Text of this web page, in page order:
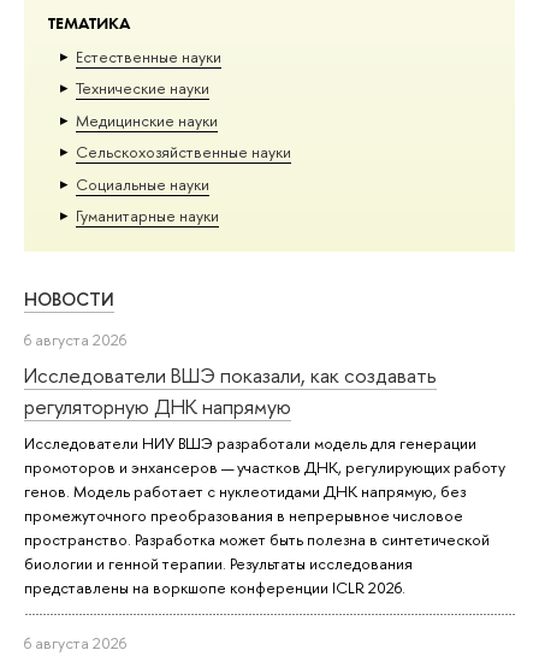
ТЕМАТИКА
Естественные науки
Тех­ничес­кие науки
Медицинские науки
Сельскохозяйственные науки
Социальные науки
Гуманитарные науки
НОВОСТИ
6 августа 2026
Исследователи ВШЭ показали, как создавать
регуляторную ДНК напрямую
Исследователи НИУ ВШЭ разработали модель для генерации
промоторов и энхансеров — участков ДНК, регулирующих работу
генов. Модель работает с нуклеотидами ДНК напрямую, без
промежуточного преобразования в непрерывное числовое
пространство. Разработка может быть полезна в синтетической
биологии и генной терапии. Результаты исследования
представлены на воркшопе конференции ICLR 2026.
6 августа 2026